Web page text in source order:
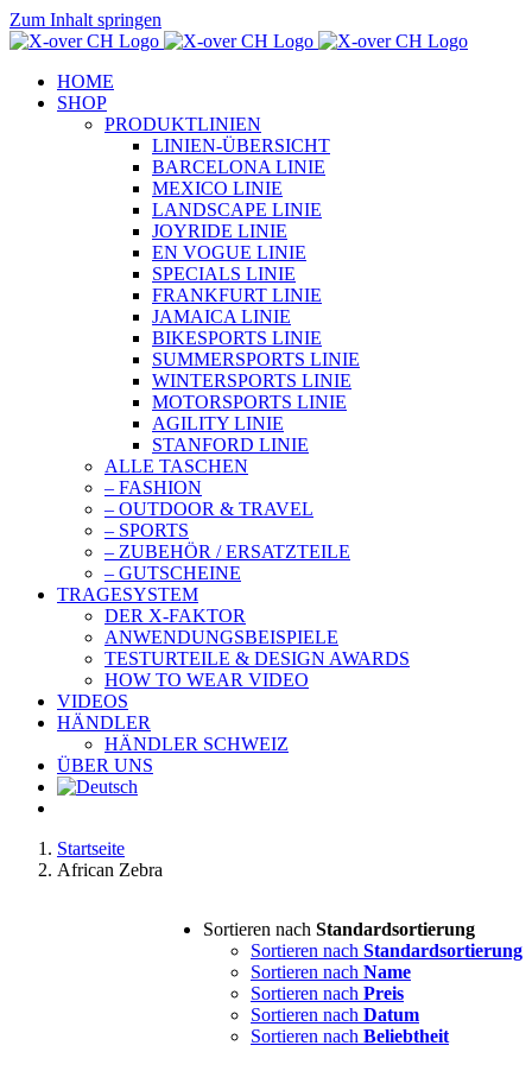
Zum Inhalt springen
HOME
SHOP
PRODUKTLINIEN
LINIEN-ÜBERSICHT
BARCELONA LINIE
MEXICO LINIE
LANDSCAPE LINIE
JOYRIDE LINIE
EN VOGUE LINIE
SPECIALS LINIE
FRANKFURT LINIE
JAMAICA LINIE
BIKESPORTS LINIE
SUMMERSPORTS LINIE
WINTERSPORTS LINIE
MOTORSPORTS LINIE
AGILITY LINIE
STANFORD LINIE
ALLE TASCHEN
– FASHION
– OUTDOOR & TRAVEL
– SPORTS
– ZUBEHÖR / ERSATZTEILE
– GUTSCHEINE
TRAGESYSTEM
DER X-FAKTOR
ANWENDUNGSBEISPIELE
TESTURTEILE & DESIGN AWARDS
HOW TO WEAR VIDEO
VIDEOS
HÄNDLER
HÄNDLER SCHWEIZ
ÜBER UNS
Startseite
African Zebra
Sortieren nach Standardsortierung
Sortieren nach Standardsortierung
Sortieren nach Name
Sortieren nach Preis
Sortieren nach Datum
Sortieren nach Beliebtheit